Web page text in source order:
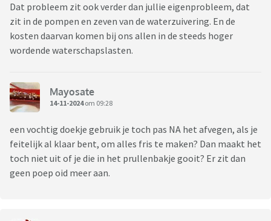
Dat probleem zit ook verder dan jullie eigenprobleem, dat
zit in de pompen en zeven van de waterzuivering. En de
kosten daarvan komen bij ons allen in de steeds hoger
wordende waterschapslasten.
Mayosate
14-11-2024om 09:28
een vochtig doekje gebruik je toch pas NA het afvegen, als je
feitelijk al klaar bent, om alles fris te maken? Dan maakt het
toch niet uit of je die in het prullenbakje gooit? Er zit dan
geen poep oid meer aan.